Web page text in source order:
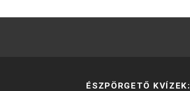
ÉSZPÖRGETŐ KVÍZEK: